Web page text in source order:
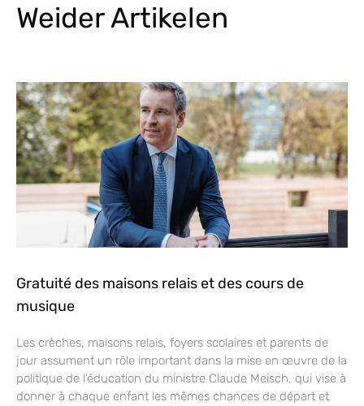
Weider Artikelen
Gratuité des maisons relais et des cours de
musique
Les crèches, maisons relais, foyers scolaires et parents de
jour assument un rôle important dans la mise en œuvre de la
politique de l’éducation du ministre Claude Meisch, qui vise à
donner à chaque enfant les mêmes chances de départ et